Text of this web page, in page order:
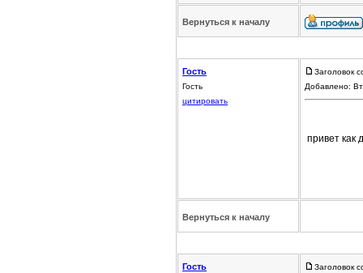
Вернуться к началу
Гость
Гость
цитировать
Заголовок
Добавлено:
привет как
Вернуться к началу
Гость
Заголовок